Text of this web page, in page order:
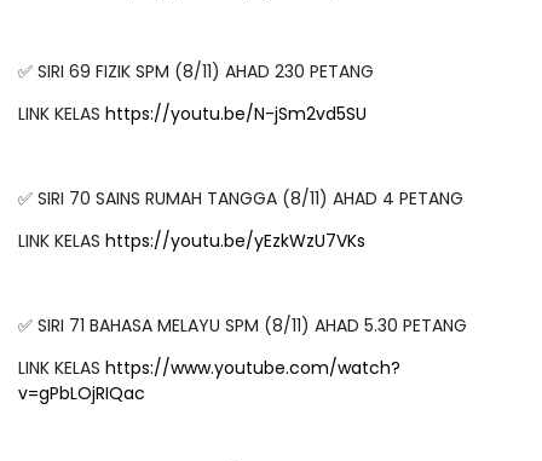
✅ SIRI 69 FIZIK SPM (8/11) AHAD 230 PETANG
LINK KELAS https://youtu.be/N-jSm2vd5SU
✅ SIRI 70 SAINS RUMAH TANGGA (8/11) AHAD 4 PETANG
LINK KELAS https://youtu.be/yEzkWzU7VKs
✅ SIRI 71 BAHASA MELAYU SPM (8/11) AHAD 5.30 PETANG
LINK KELAS https://www.youtube.com/watch?
v=gPbLOjRIQac